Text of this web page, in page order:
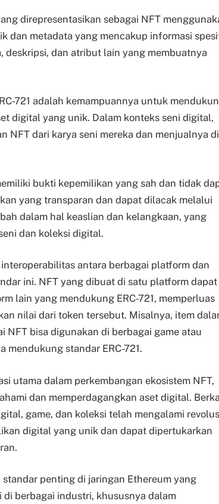
direpresentasikan sebagai NFT
dan metadata yang mencakup informasi
deskripsi, dan atribut lain yang membuatnya
721 adalah kemampuannya untuk
digital yang unik. Dalam konteks seni digital,
NFT dari karya seni mereka dan menjualnya di
bukti kepemilikan yang sah dan tidak
yang transparan dan dapat dilacak melalui
dalam hal keaslian dan kelangkaan, yang
dan koleksi digital.
antara berbagai platform dan
ini. NFT yang dibuat di satu platform dapat
lain yang mendukung ERC-721, memperluas
nilai dari token tersebut. Misalnya, item
NFT bisa digunakan di berbagai game atau
mendukung standar ERC-721.
utama dalam perkembangan ekosistem NFT,
dan memperdagangkan aset digital.
game, dan koleksi telah mengalami
digital yang unik dan dapat dipertukarkan
standar penting di jaringan Ethereum yang
berbagai industri, khususnya dalam